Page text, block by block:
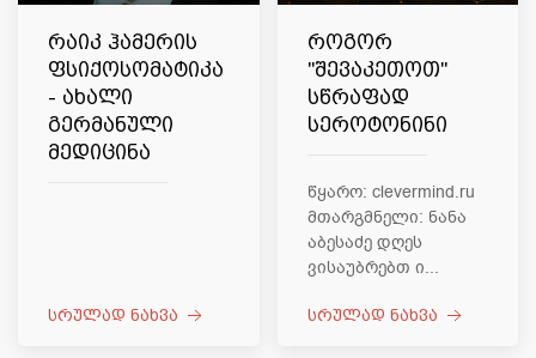
რაიკ ჰამერის
ფსიქოსომატიკა
- ახალი
გერმანული
მედიცინა
სრულად ნახვა
როგორ
"შევაკეთოთ"
სწრაფად
სეროტონინი
წყარო: clevermind.ru
მთარგმნელი: ნანა
აბესაძე დღეს
ვისაუბრებთ ი...
სრულად ნახვა